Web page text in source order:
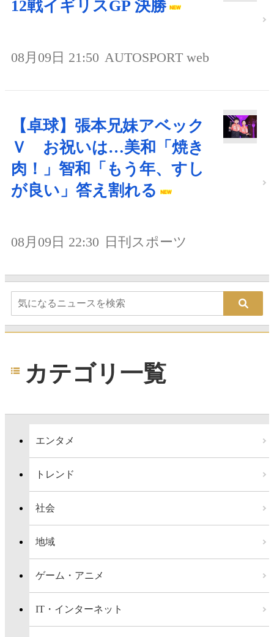
12戦イギリスGP 決勝
08月09日 21:50 AUTOSPORT web
【卓球】張本兄妹アベック
Ｖ お祝いは…美和「焼き
肉！」智和「もう年、すし
が良い」答え割れる
08月09日 22:30 日刊スポーツ
カテゴリ一覧
エンタメ
トレンド
社会
地域
ゲーム・アニメ
IT・インターネット